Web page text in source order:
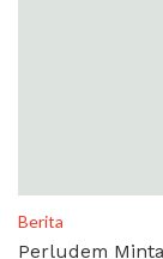
Berita
Perludem